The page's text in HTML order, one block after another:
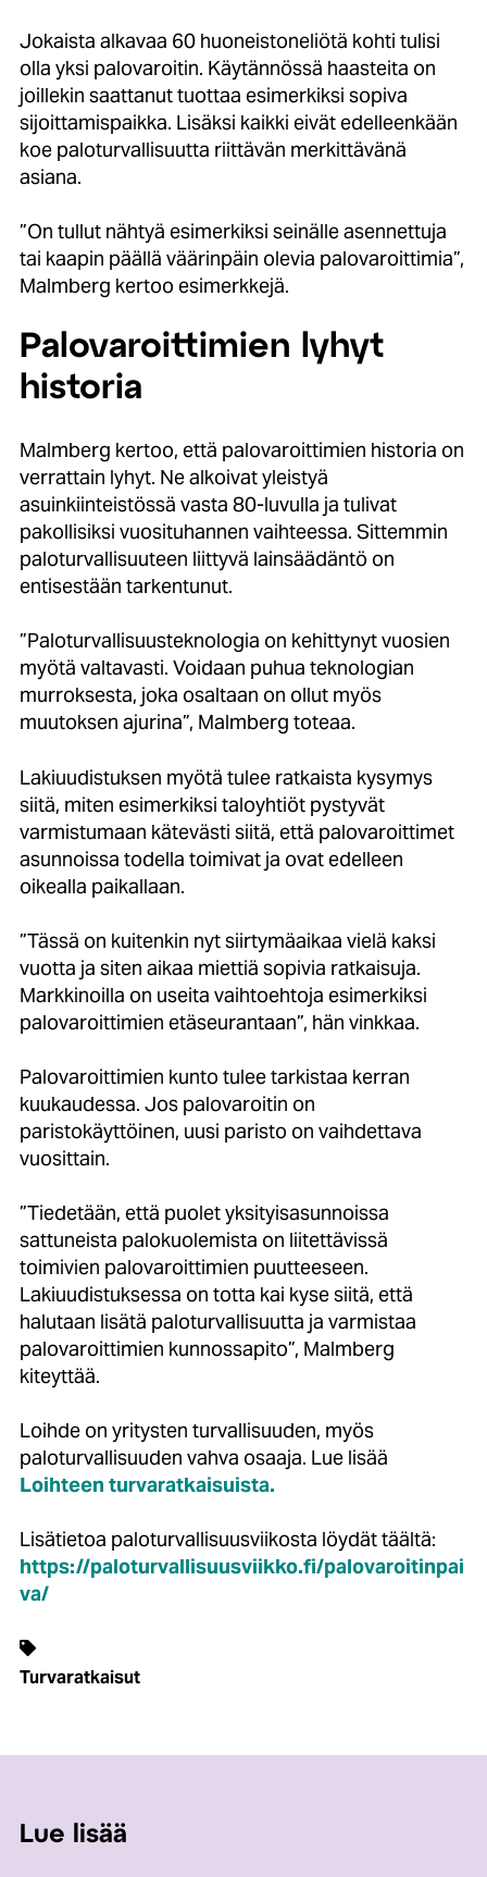
Jokaista alkavaa 60 huoneistoneliötä kohti tulisi
olla yksi palovaroitin. Käytännössä haasteita on
joillekin saattanut tuottaa esimerkiksi sopiva
sijoittamispaikka. Lisäksi kaikki eivät edelleenkään
koe paloturvallisuutta riittävän merkittävänä
asiana.
”On tullut nähtyä esimerkiksi seinälle asennettuja
tai kaapin päällä väärinpäin olevia palovaroittimia”,
Malmberg kertoo esimerkkejä.
Palovaroittimien lyhyt
historia
Malmberg kertoo, että palovaroittimien historia on
verrattain lyhyt. Ne alkoivat yleistyä
asuinkiinteistössä vasta 80-luvulla ja tulivat
pakollisiksi vuosituhannen vaihteessa. Sittemmin
paloturvallisuuteen liittyvä lainsäädäntö on
entisestään tarkentunut.
”Paloturvallisuusteknologia on kehittynyt vuosien
myötä valtavasti. Voidaan puhua teknologian
murroksesta, joka osaltaan on ollut myös
muutoksen ajurina”, Malmberg toteaa.
Lakiuudistuksen myötä tulee ratkaista kysymys
siitä, miten esimerkiksi taloyhtiöt pystyvät
varmistumaan kätevästi siitä, että palovaroittimet
asunnoissa todella toimivat ja ovat edelleen
oikealla paikallaan.
”Tässä on kuitenkin nyt siirtymäaikaa vielä kaksi
vuotta ja siten aikaa miettiä sopivia ratkaisuja.
Markkinoilla on useita vaihtoehtoja esimerkiksi
palovaroittimien etäseurantaan”, hän vinkkaa.
Palovaroittimien kunto tulee tarkistaa kerran
kuukaudessa. Jos palovaroitin on
paristokäyttöinen, uusi paristo on vaihdettava
vuosittain.
”Tiedetään, että puolet yksityisasunnoissa
sattuneista palokuolemista on liitettävissä
toimivien palovaroittimien puutteeseen.
Lakiuudistuksessa on totta kai kyse siitä, että
halutaan lisätä paloturvallisuutta ja varmistaa
palovaroittimien kunnossapito”, Malmberg
kiteyttää.
Loihde on yritysten turvallisuuden, myös
paloturvallisuuden vahva osaaja. Lue lisää
Loihteen turvaratkaisuista.
Lisätietoa paloturvallisuusviikosta löydättäältä:
https://paloturvallisuusviikko.fi/palovaroitinpai
va/
Turvaratkaisut
Lue lisää